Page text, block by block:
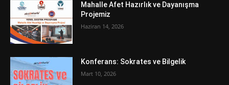
Mahalle Afet Hazırlık ve Dayanışma
Projemiz
Haziran 14, 2026
Konferans: Sokrates ve Bilgelik
Mart 10, 2026